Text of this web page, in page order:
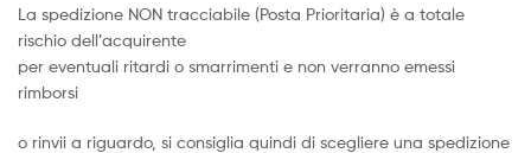
La spedizione NON tracciabile (Posta Prioritaria) è a totale
rischio dell’acquirente
per eventuali ritardi o smarrimenti e non verranno emessi
rimborsi
o rinvii a riguardo, si consiglia quindi di scegliere una spedizione